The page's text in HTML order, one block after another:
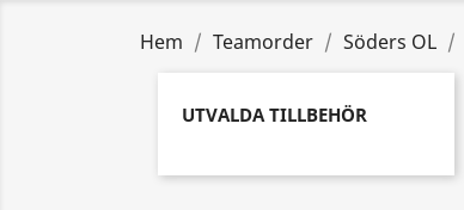
Hem Teamorder Söders OL
UTVALDA TILLBEHÖR